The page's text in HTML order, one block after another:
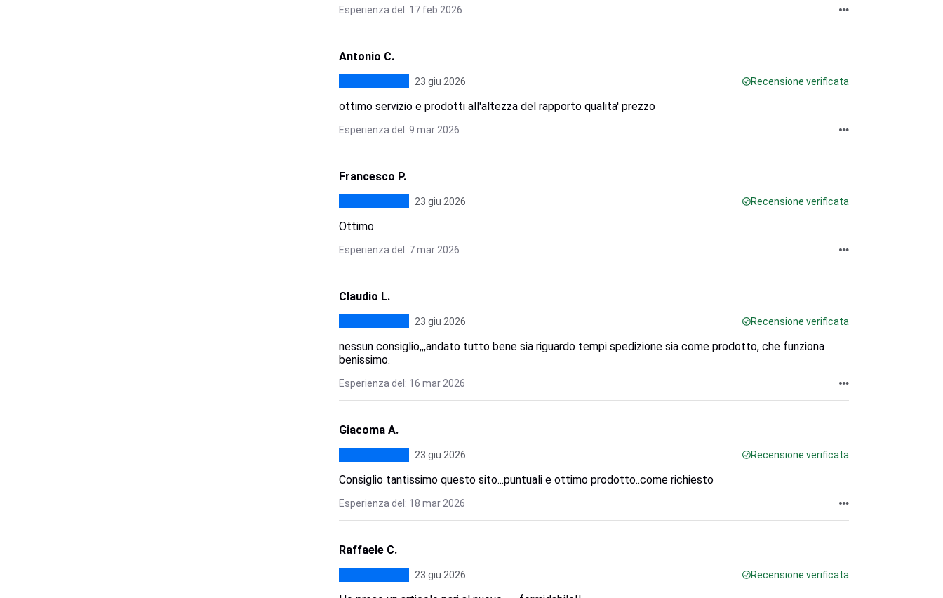
Esperienza del: 17 feb 2026
Antonio C.
23 giu 2026 Recensione verificata
ottimo servizio e prodotti all'altezza del rapporto qualita' prezzo
Esperienza del: 9 mar 2026
Francesco P.
23 giu 2026 Recensione verificata
Ottimo
Esperienza del: 7 mar 2026
Claudio L.
23 giu 2026 Recensione verificata
nessun consiglio,,,andato tutto bene sia riguardo tempi spedizione sia come prodotto, che funziona
benissimo.
Esperienza del: 16 mar 2026
Giacoma A.
23 giu 2026 Recensione verificata
Consiglio tantissimo questo sito...puntuali e ottimo prodotto..come richiesto
Esperienza del: 18 mar 2026
Raffaele C.
23 giu 2026 Recensione verificata